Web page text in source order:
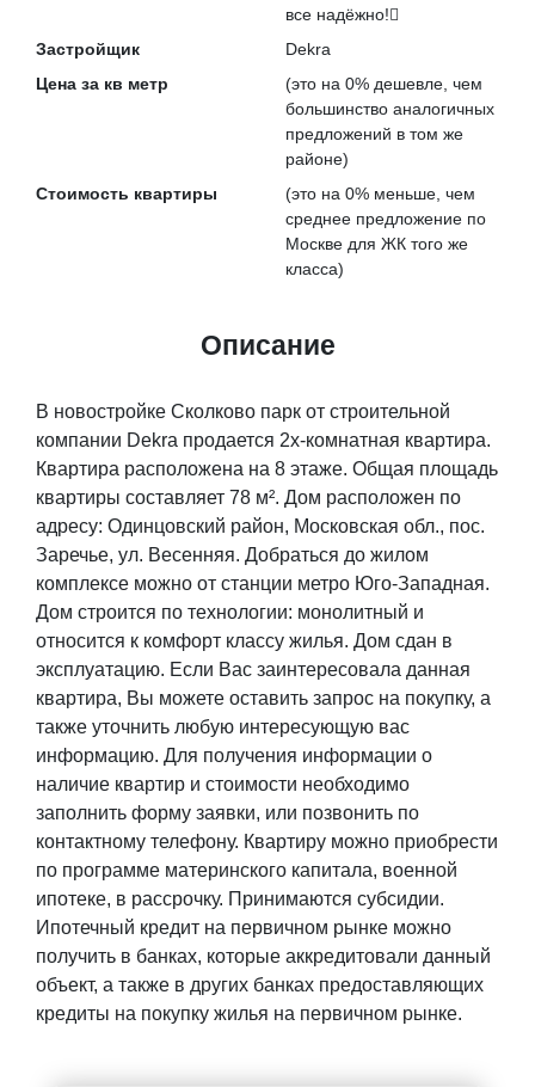
все надёжно!
Застройщик
Dekra
Цена за кв метр
(это на 0% дешевле , чем
большинство аналогичных
предложений в том же
районе)
Стоимость квартиры
(это на 0% меньше , чем
среднее предложение по
Москве для ЖК того же
класса)
Описание
В новостройке Сколково парк от строительной
компании Dekra продается 2х-комнатная квартира.
Квартира расположена на 8 этаже. Общая площадь
квартиры составляет 78 м². Дом расположен по
адресу: Одинцовский район, Московская обл., пос.
Заречье, ул. Весенняя. Добраться до жилом
комплексе можно от станции метро Юго-Западная.
Дом строится по технологии: монолитный и
относится к комфорт классу жилья. Дом сдан в
эксплуатацию. Если Вас заинтересовала данная
квартира, Вы можете оставить запрос на покупку, а
также уточнить любую интересующую вас
информацию. Для получения информации о
наличие квартир и стоимости необходимо
заполнить форму заявки, или позвонить по
контактному телефону. Квартиру можно приобрести
по программе материнского капитала, военной
ипотеке, в рассрочку. Принимаются субсидии.
Ипотечный кредит на первичном рынке можно
получить в банках, которые аккредитовали данный
объект, а также в других банках предоставляющих
кредиты на покупку жилья на первичном рынке.